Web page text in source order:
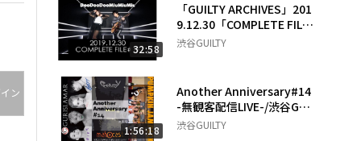
ン
32:58
「GUILTY ARCHIVES」201
9.12.30「COMPLETE FILE
#19」
渋谷GUILTY
1:56:18
Another Anniversary#14
-無観客配信LIVE-/渋谷GUIL
TY
渋谷GUILTY